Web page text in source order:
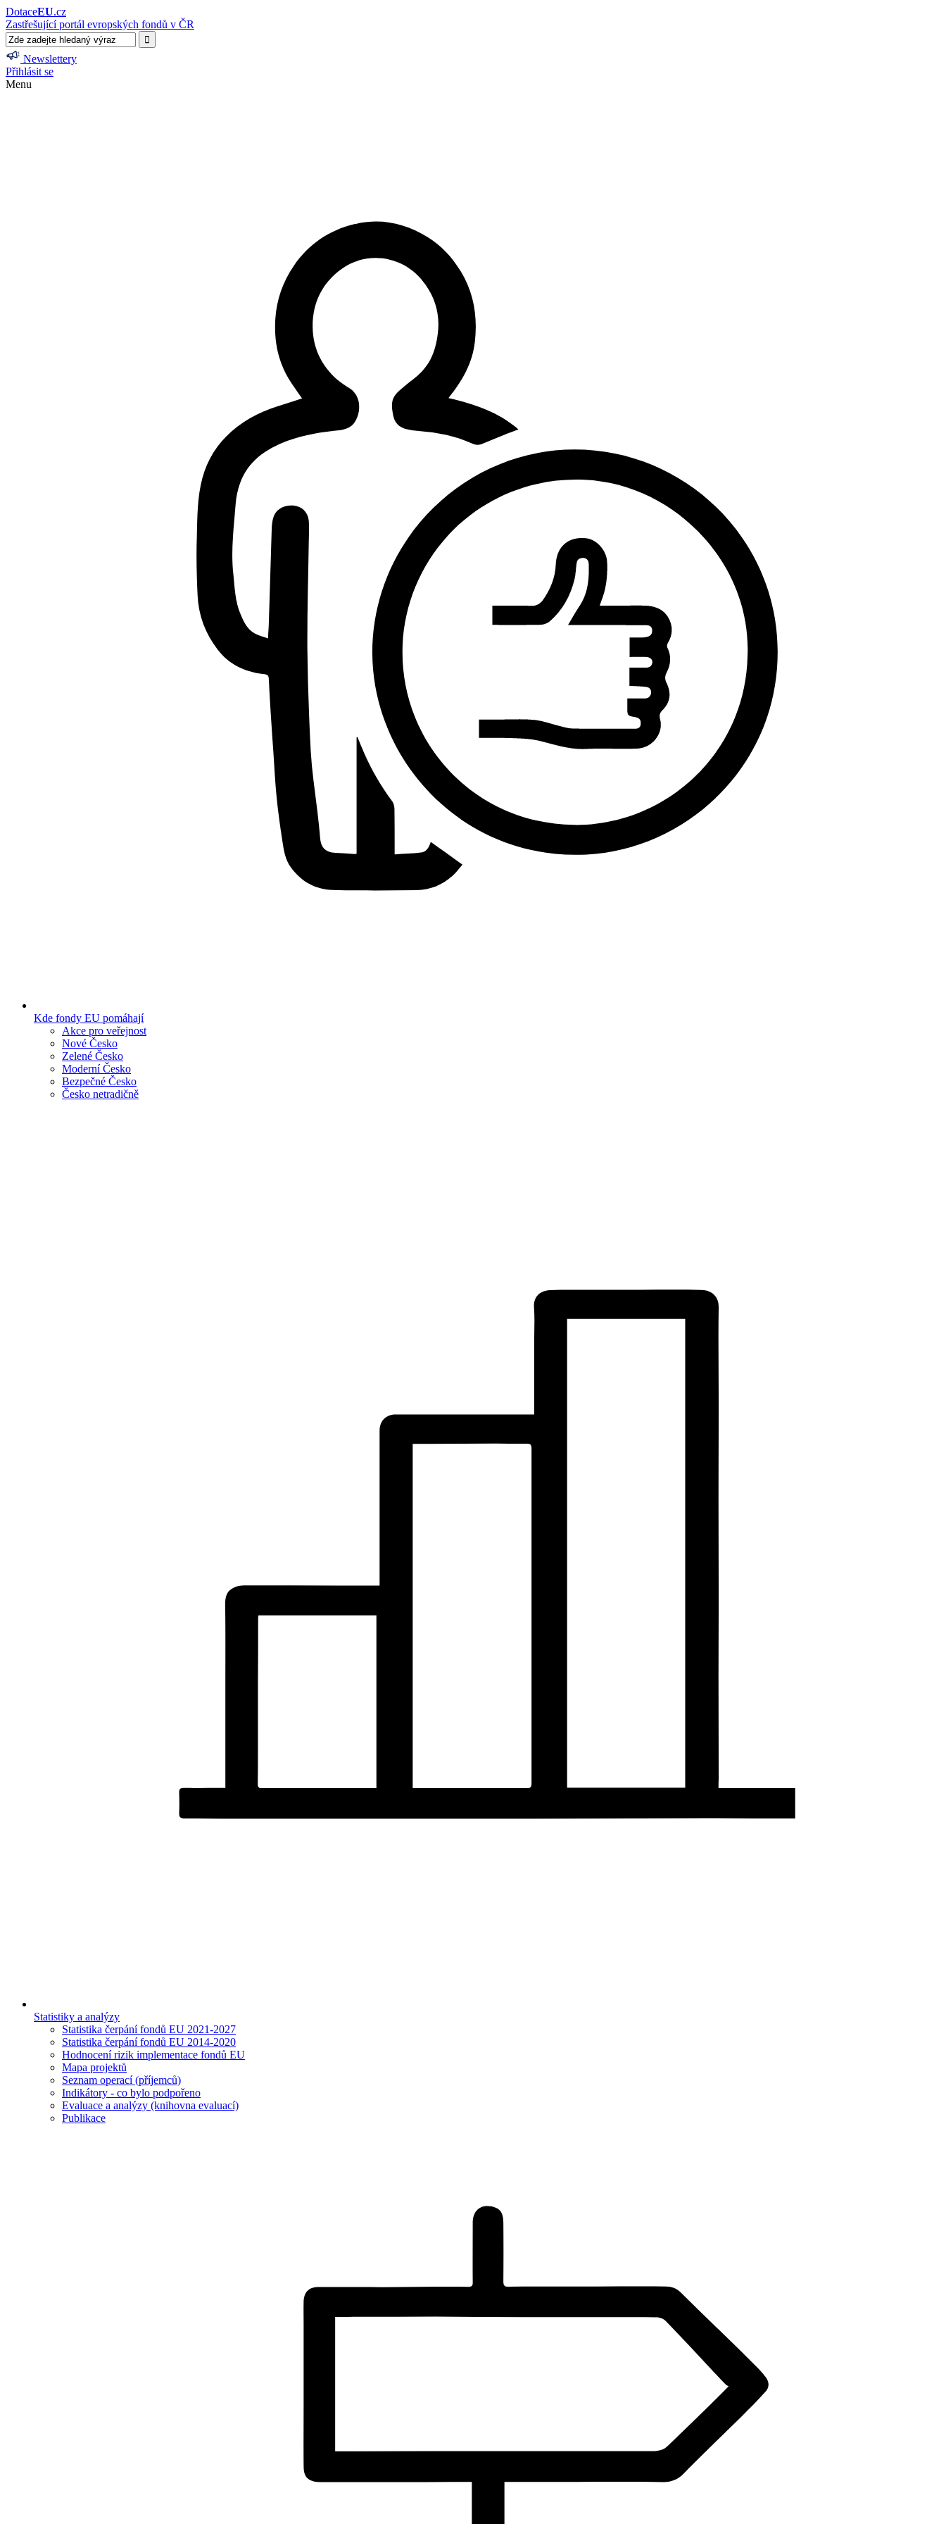
DotaceEU.cz
Zastřešující portál evropských fondů v ČR
Newslettery
Přihlásit se
Menu
Kde fondy EU pomáhají
Akce pro veřejnost
Nové Česko
Zelené Česko
Moderní Česko
Bezpečné Česko
Česko netradičně
Statistiky a analýzy
Statistika čerpání fondů EU 2021-2027
Statistika čerpání fondů EU 2014-2020
Hodnocení rizik implementace fondů EU
Mapa projektů
Seznam operací (příjemců)
Indikátory - co bylo podpořeno
Evaluace a analýzy (knihovna evaluací)
Publikace